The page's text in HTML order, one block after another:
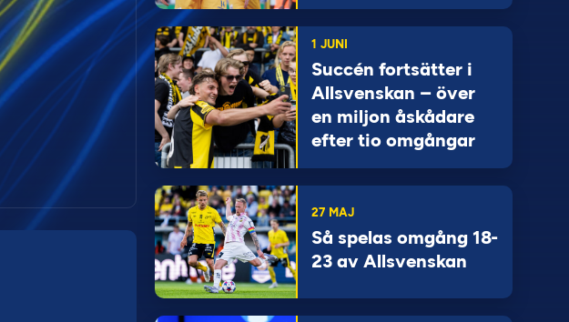
1 JUNI
Succén fortsätter i
Allsvenskan – över
en miljon åskådare
efter tio omgångar
27 MAJ
Så spelas omgång 18-
23 av Allsvenskan